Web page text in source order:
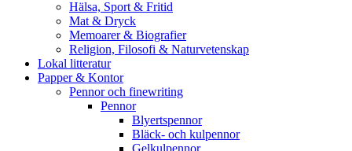
Hälsa, Sport & Fritid
Mat & Dryck
Memoarer & Biografier
Religion, Filosofi & Naturvetenskap
Lokal litteratur
Papper & Kontor
Pennor och finewriting
Pennor
Blyertspennor
Bläck- och kulpennor
Gelkulpennor